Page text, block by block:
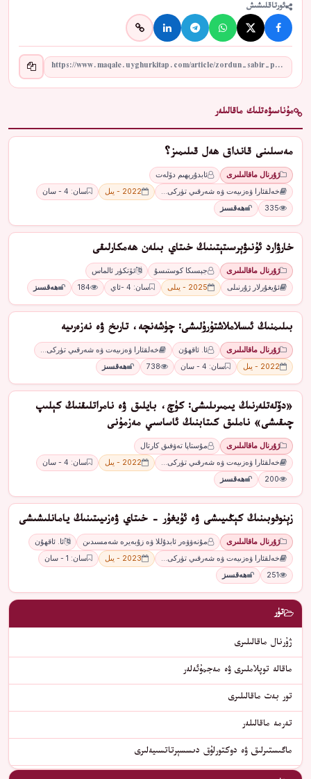
ئورتاقلىشىش
مۇناسىۋەتلىك ماقالىلەر
مەسىلىنى قانداق ھەل قىلىمىز؟
ژۇرنال ماقالىلىرى
ئابدۇرېھىم دۆلەت
خەلقئارا ۋەزىيەت ۋە شەرقىي تۈركى…
2022 - يىل
سان: 4 - سان
335
ھەقسىز
ﺧﺎﺭﯞﺍﺭﺩ ﺋﯘﻧﯩﯟﯦﺮﺳﯩﺘﯧﺘﯩﻨﯩﯔ ﺧﯩﺘﺎﻱ ﺑﯩﻠﻪﻥ ھەمكارلىقى
ژۇرنال ماقالىلىرى ﺟﯧﺴﯩﻜﺎ ﻛﻮﺳﺘﯩﺴﯘ
ﺋﯚﺗﻜﯜﺭ ﺋﺎﻟﻤﺎﺱ
ئۇيغۇرلار ژۇرنىلى
2025 - يىلى سان: 4 -ئاي 184 ھەقسىز
بىلىمنىڭ ئىسلاملاشتۇرۇلىشى: چۈشەنچە، تارىخ ۋە نەزەرىيە
ژۇرنال ماقالىلىرى ئا. ئاقھۇن
خەلقئارا ۋەزىيەت ۋە شەرقىي تۈركى…
2022 - يىل
سان: 4 - سان 738 ھەقسىز
«دۆلەتلەرنىڭ يىمىرىلىشى: كۈچ، بايلىق ۋە نامراتلىقنىڭ كېلىپ
چىقىشى» ناملىق كىتابنىڭ ئاساسىي مەزمۇنى
ژۇرنال ماقالىلىرى
مۇستاپا تەۋفىق كارتال
خەلقئارا ۋەزىيەت ۋە شەرقىي تۈركى…
2022 - يىل
سان: 4 - سان
200
ھەقسىز
زېنوفوبىنىڭ كېڭىيىشى ۋە ئۇيغۇر - خىتاي ۋەزىيىتىنىڭ يامانلىشىشى
ژۇرنال ماقالىلىرى مۇنەۋۋەر ئابدۇللا ۋە زۇبەيرە شەمسىدىن
ئا. ئاقھۇن
خەلقئارا ۋەزىيەت ۋە شەرقىي تۈركى…
2023 - يىل
سان: 1 - سان
251
ھەقسىز
تۈر
ژۇرنال ماقالىلىرى
ماقالە توپلاملىرى ۋە مەجمۇئەلەر
تور بەت ماقالىلىرى
تەرمە ماقالىلەر
ماگىستىرلىق ۋە دوكتورلۇق دىسسېرتاتسىيەلىرى